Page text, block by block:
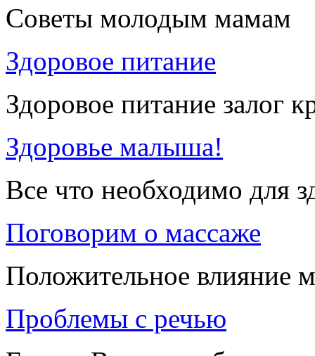
Советы молодым мамам
Здоровое питание
Здоровое питание залог
Здоровье малыша!
Все что необходимо для
Поговорим о массаже
Положительное влияние
Проблемы с речью